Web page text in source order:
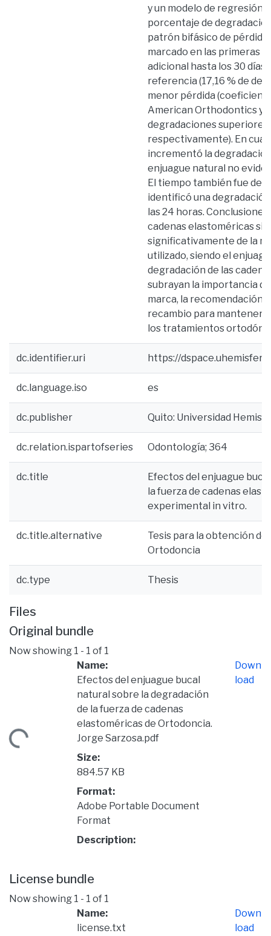
y un modelo de regresión
porcentaje de
patrón bifásico de pérdida
marcado en las primeras
adicional hasta los 30
referencia (17,16 % de
menor pérdida
American Orthodontics y
degradaciones superiores
respectivamente). En
incrementó la
enjuague natural no
El tiempo también fue
identificó una
las 24 horas.
cadenas elastoméricas
significativamente de la
utilizado, siendo el
degradación de las
subrayan la importancia
marca, la recomendación
recambio para mantener
los tratamientos
dc.identifier.uri https://
dc.language.iso es
dc.publisher Quito: Universidad
dc.relation.ispartofseries Odontología; 364
dc.title
Efectos del enjuague
la fuerza de cadenas
experimental in vitro.
dc.title.alternative
Tesis para la obtención
Ortodoncia
dc.type Thesis
Files
Original bundle
Now showing 1 - 1 of 1
Name:
Efectos del enjuague bucal
natural sobre la degradación
de la fuerza de cadenas
elastoméricas de Ortodoncia.
Jorge Sarzosa.pdf
Size:
884.57 KB
Format:
Adobe Portable Document
Format
Description:
Down
load
License bundle
Now showing 1 - 1 of 1
Name:
license.txt
Down
load